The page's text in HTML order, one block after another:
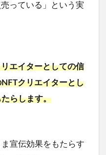
っている」という実
エイターとしての信
クリエイターとし
らします。
宣伝効果をもたらす